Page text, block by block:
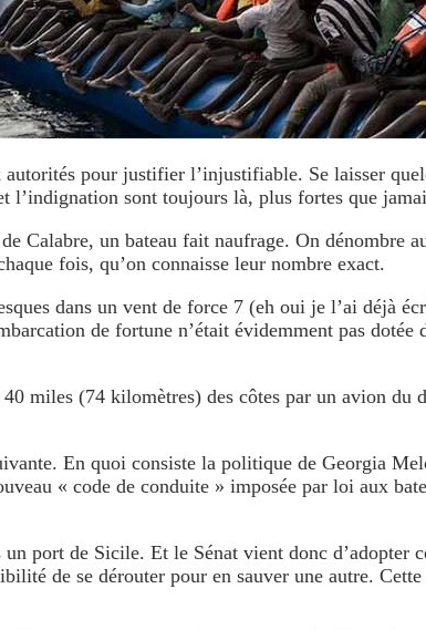
pour justifier l’injustifiable. Se laisser
l’indignation sont toujours là, plus fortes que
Calabre, un bateau fait naufrage. On dénombre
fois, qu’on connaisse leur nombre exact.
dans un vent de force 7 (eh oui je l’ai déjà
de fortune n’était évidemment pas
miles (74 kilomètres) des côtes par un avion du
En quoi consiste la politique de Georgia
« code de conduite » imposée par loi aux
port de Sicile. Et le Sénat vient donc d’adopter
de se dérouter pour en sauver une autre.